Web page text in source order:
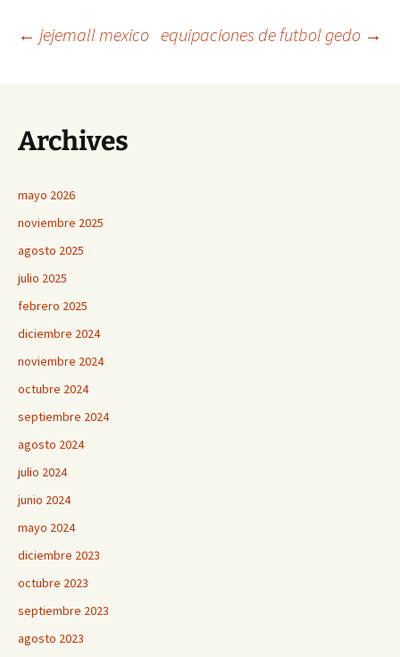
Navegación
entradas
← jejemall mexico equipaciones de futbol gedo →
Archives
mayo 2026
noviembre 2025
agosto 2025
julio 2025
febrero 2025
diciembre 2024
noviembre 2024
octubre 2024
septiembre 2024
agosto 2024
julio 2024
junio 2024
mayo 2024
diciembre 2023
octubre 2023
septiembre 2023
agosto 2023